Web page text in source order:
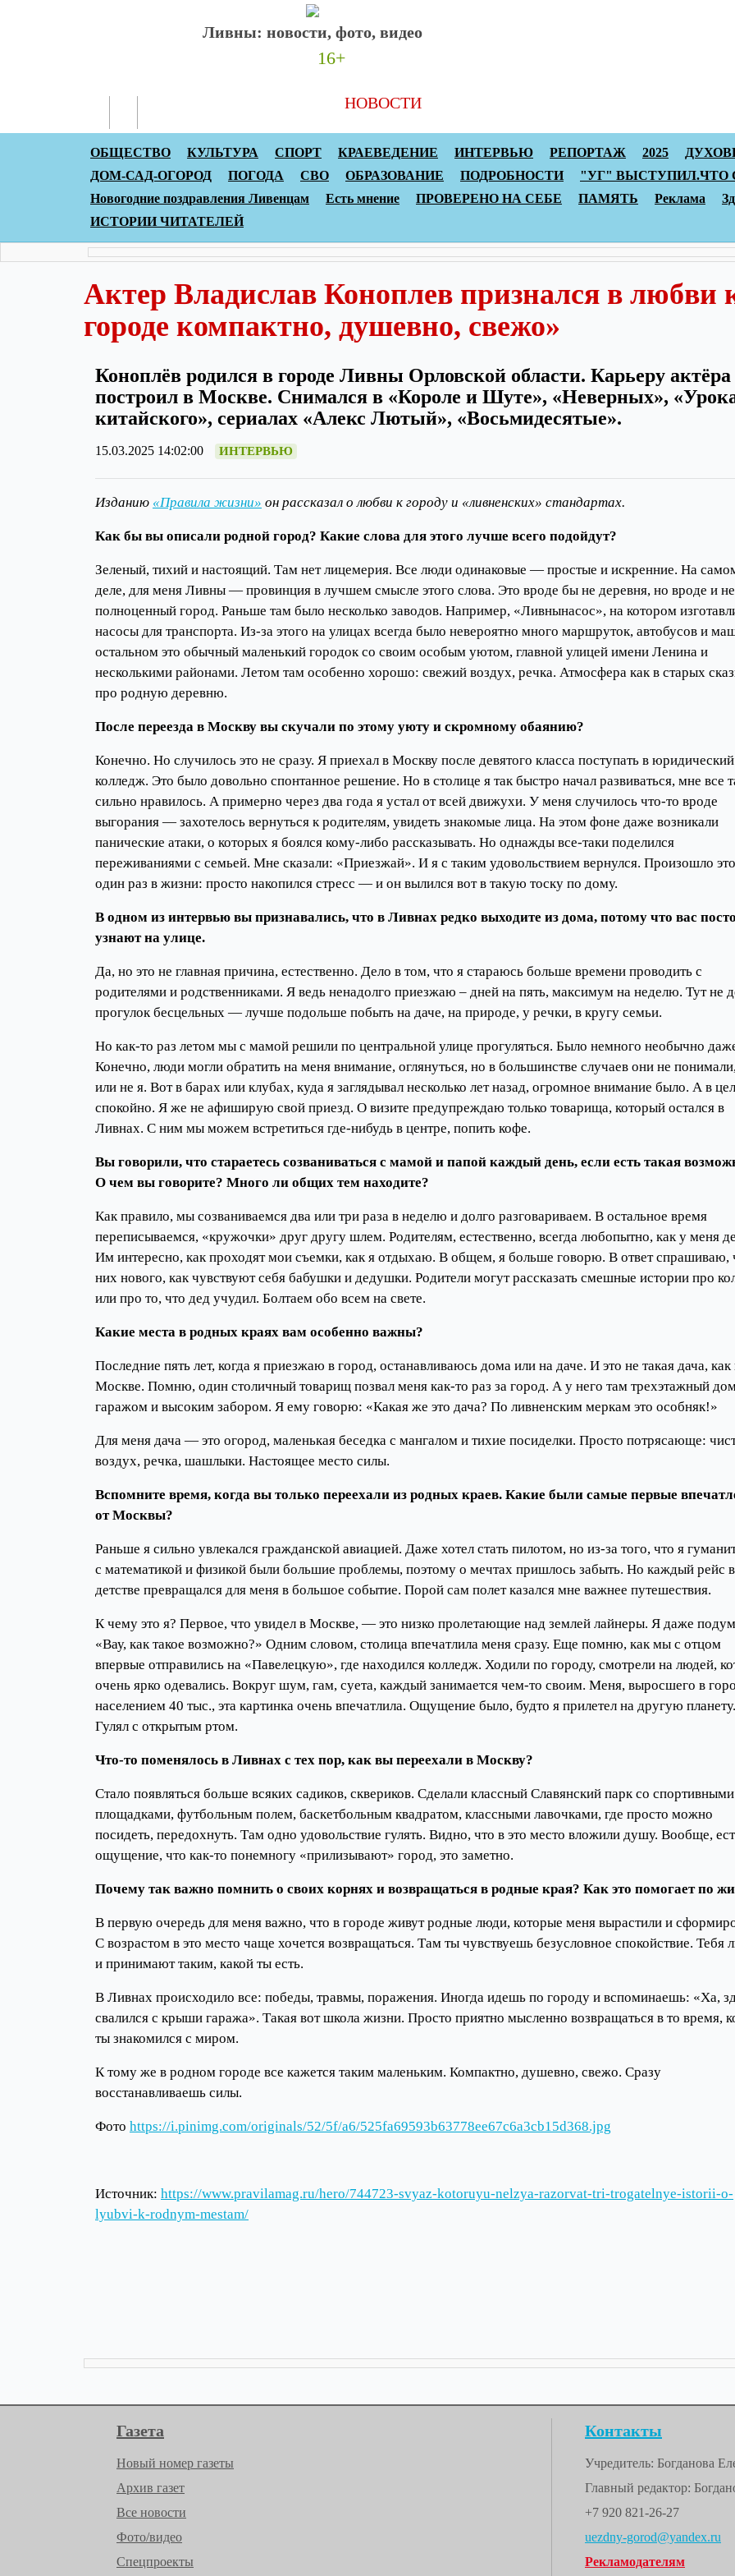
Ливны: новости, фото, видео
16+
НОВОСТИ
ОБЩЕСТВО КУЛЬТУРА СПОРТ КРАЕВЕДЕНИЕ ИНТЕРВЬЮ РЕПОРТАЖ 2025
ДОМ-САД-ОГОРОД
ПОГОДА СВО ОБРАЗОВАНИЕ ПОДРОБНОСТИ
"УГ" ВЫСТУПИЛ.ЧТО
Новогодние поздравления Ливенцам
Есть мнение ПРОВЕРЕНО НА СЕБЕ ПАМЯТЬ Реклама
ИСТОРИИ ЧИТАТЕЛЕЙ
Актер Владислав Коноплев признался в
городе компактно, душевно, свежо»
Коноплёв родился в городе Ливны Орловской области. Карьеру актёра
построил в Москве. Снимался в «Короле и Шуте», «Неверных»,
китайского», сериалах «Алекс Лютый», «Восьмидесятые».
15.03.2025 14:02:00 ИНТЕРВЬЮ
Изданию «Правила жизни» он рассказал о любви к городу и «ливненских» стандартах.
Как бы вы описали родной город? Какие слова для этого лучше всего подойдут?
Зеленый, тихий и настоящий. Там нет лицемерия. Все люди одинаковые — простые и искренние. На
деле, для меня Ливны — провинция в лучшем смысле этого слова. Это вроде бы не деревня, но вроде и не
полноценный город. Раньше там было несколько заводов. Например, «Ливнынасос», на котором
насосы для транспорта. Из-за этого на улицах всегда было невероятно много маршруток, автобусов и
остальном это обычный маленький городок со своим особым уютом, главной улицей имени Ленина и
несколькими районами. Летом там особенно хорошо: свежий воздух, речка. Атмосфера как в старых
про родную деревню.
После переезда в Москву вы скучали по этому уюту и скромному обаянию?
Конечно. Но случилось это не сразу. Я приехал в Москву после девятого класса поступать в юридический
колледж. Это было довольно спонтанное решение. Но в столице я так быстро начал развиваться, мне все
сильно нравилось. А примерно через два года я устал от всей движухи. У меня случилось что-то вроде
выгорания — захотелось вернуться к родителям, увидеть знакомые лица. На этом фоне даже возникали
панические атаки, о которых я боялся кому-либо рассказывать. Но однажды все-таки поделился
переживаниями с семьей. Мне сказали: «Приезжай». И я с таким удовольствием вернулся. Произошло
один раз в жизни: просто накопился стресс — и он вылился вот в такую тоску по дому.
В одном из интервью вы признавались, что в Ливнах редко выходите из дома, потому что вас
узнают на улице.
Да, но это не главная причина, естественно. Дело в том, что я стараюсь больше времени проводить с
родителями и родственниками. Я ведь ненадолго приезжаю – дней на пять, максимум на неделю. Тут не
прогулок бесцельных — лучше подольше побыть на даче, на природе, у речки, в кругу семьи.
Но как-то раз летом мы с мамой решили по центральной улице прогуляться. Было немного необычно
Конечно, люди могли обратить на меня внимание, оглянуться, но в большинстве случаев они не
или не я. Вот в барах или клубах, куда я заглядывал несколько лет назад, огромное внимание было. А в
спокойно. Я же не афиширую свой приезд. О визите предупреждаю только товарища, который остался в
Ливнах. С ним мы можем встретиться где-нибудь в центре, попить кофе.
Вы говорили, что стараетесь созваниваться с мамой и папой каждый день, если есть такая
О чем вы говорите? Много ли общих тем находите?
Как правило, мы созваниваемся два или три раза в неделю и долго разговариваем. В остальное время
переписываемся, «кружочки» друг другу шлем. Родителям, естественно, всегда любопытно, как у меня
Им интересно, как проходят мои съемки, как я отдыхаю. В общем, я больше говорю. В ответ спрашиваю,
них нового, как чувствуют себя бабушки и дедушки. Родители могут рассказать смешные истории про
или про то, что дед учудил. Болтаем обо всем на свете.
Какие места в родных краях вам особенно важны?
Последние пять лет, когда я приезжаю в город, останавливаюсь дома или на даче. И это не такая дача, как
Москве. Помню, один столичный товарищ позвал меня как-то раз за город. А у него там трехэтажный
гаражом и высоким забором. Я ему говорю: «Какая же это дача? По ливненским меркам это особняк!»
Для меня дача — это огород, маленькая беседка с мангалом и тихие посиделки. Просто потрясающе:
воздух, речка, шашлыки. Настоящее место силы.
Вспомните время, когда вы только переехали из родных краев. Какие были самые первые
от Москвы?
Раньше я сильно увлекался гражданской авиацией. Даже хотел стать пилотом, но из-за того, что я
с математикой и физикой были большие проблемы, поэтому о мечтах пришлось забыть. Но каждый рейс в
детстве превращался для меня в большое событие. Порой сам полет казался мне важнее путешествия.
К чему это я? Первое, что увидел в Москве, — это низко пролетающие над землей лайнеры. Я даже
«Вау, как такое возможно?» Одним словом, столица впечатлила меня сразу. Еще помню, как мы с отцом
впервые отправились на «Павелецкую», где находился колледж. Ходили по городу, смотрели на людей,
очень ярко одевались. Вокруг шум, гам, суета, каждый занимается чем-то своим. Меня, выросшего в
населением 40 тыс., эта картинка очень впечатлила. Ощущение было, будто я прилетел на другую планету.
Гулял с открытым ртом.
Что-то поменялось в Ливнах с тех пор, как вы переехали в Москву?
Стало появляться больше всяких садиков, сквериков. Сделали классный Славянский парк со спортивными
площадками, футбольным полем, баскетбольным квадратом, классными лавочками, где просто можно
посидеть, передохнуть. Там одно удовольствие гулять. Видно, что в это место вложили душу. Вообще,
ощущение, что как-то понемногу «прилизывают» город, это заметно.
Почему так важно помнить о своих корнях и возвращаться в родные края? Как это помогает по
В первую очередь для меня важно, что в городе живут родные люди, которые меня вырастили и
С возрастом в это место чаще хочется возвращаться. Там ты чувствуешь безусловное спокойствие. Тебя
и принимают таким, какой ты есть.
В Ливнах происходило все: победы, травмы, поражения. Иногда идешь по городу и вспоминаешь: «Ха,
свалился с крыши гаража». Такая вот школа жизни. Просто приятно мысленно возвращаться в то время,
ты знакомился с миром.
К тому же в родном городе все кажется таким маленьким. Компактно, душевно, свежо. Сразу
восстанавливаешь силы.
Фото https://i.pinimg.com/originals/52/5f/a6/525fa69593b63778ee67c6a3cb15d368.jpg
Источник: https://www.pravilamag.ru/hero/744723-svyaz-kotoruyu-nelzya-razorvat-tri-trogatelnye-istorii-o-
lyubvi-k-rodnym-mestam/
Газета
Новый номер газеты
Архив газет
Все новости
Фото/видео
Спецпроекты
Контакты
Учредитель: Богданова
Главный редактор:
+7 920 821-26-27
uezdny-gorod@yandex.ru
Рекламодателям